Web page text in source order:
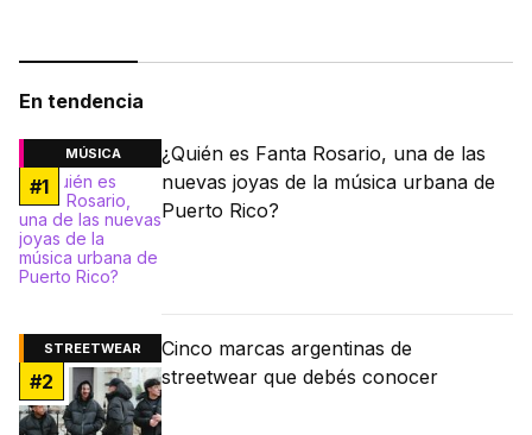
En tendencia
MÚSICA
#1
¿Quién es Fanta Rosario, una de las
nuevas joyas de la música urbana de
Puerto Rico?
STREETWEAR
#2
Cinco marcas argentinas de
streetwear que debés conocer